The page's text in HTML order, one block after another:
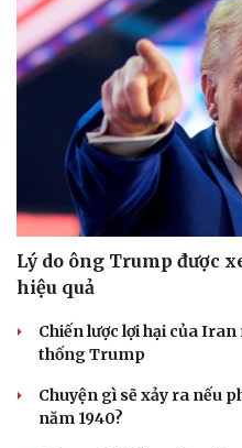
Lý do ông Trump được
hiệu quả
Chiến lược lợi hại của
thống Trump
Chuyện gì sẽ xảy ra nếu
năm 1940?